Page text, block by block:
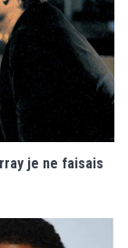
je ne faisais